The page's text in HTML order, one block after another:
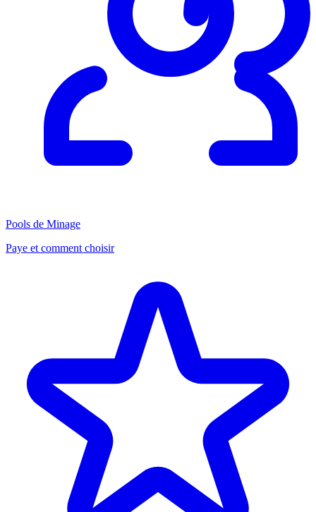
Pools de Minage
Paye et comment choisir